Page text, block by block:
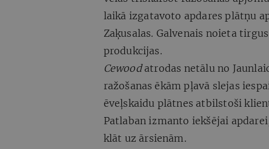
laikā izgatavoto apdares plātņu
Zaķusalas. Galvenais noieta
produkcijas.
Cewoodatrodas netālu no
ražošanas ēkām pļavā slejas
ēveļskaidu plātnes atbilstoši
Patlaban izmanto iekšējai
klāt uz ārsienām.